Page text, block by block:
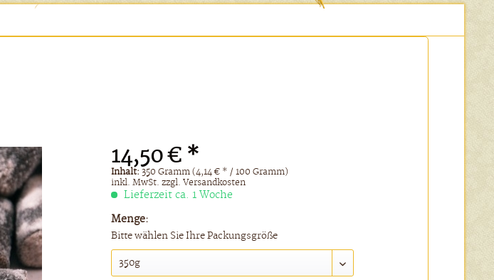
14,50 € *
Inhalt:350 Gramm (4,14 € * / 100 Gramm)
inkl. MwSt.zzgl. Versandkosten
Lieferzeit ca. 1 Woche
Menge:
Bitte wählen Sie Ihre Packungsgröße